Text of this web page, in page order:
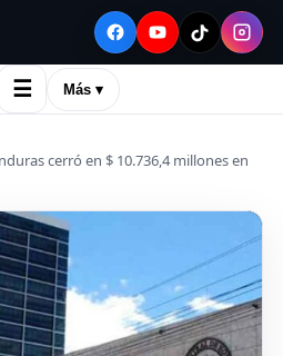
☰ Más ▾
cerró en $ 10.736,4 millones en